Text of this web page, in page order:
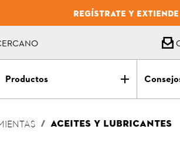
REGÍSTRATE Y
Productos
ACEITES Y LUBRICANTES